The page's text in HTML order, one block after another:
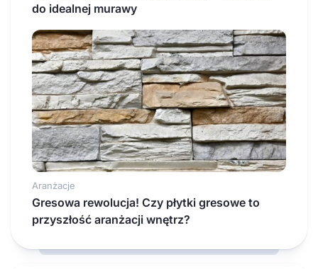
do idealnej murawy
Aranżacje
Gresowa rewolucja! Czy płytki gresowe to
przyszłość aranżacji wnętrz?